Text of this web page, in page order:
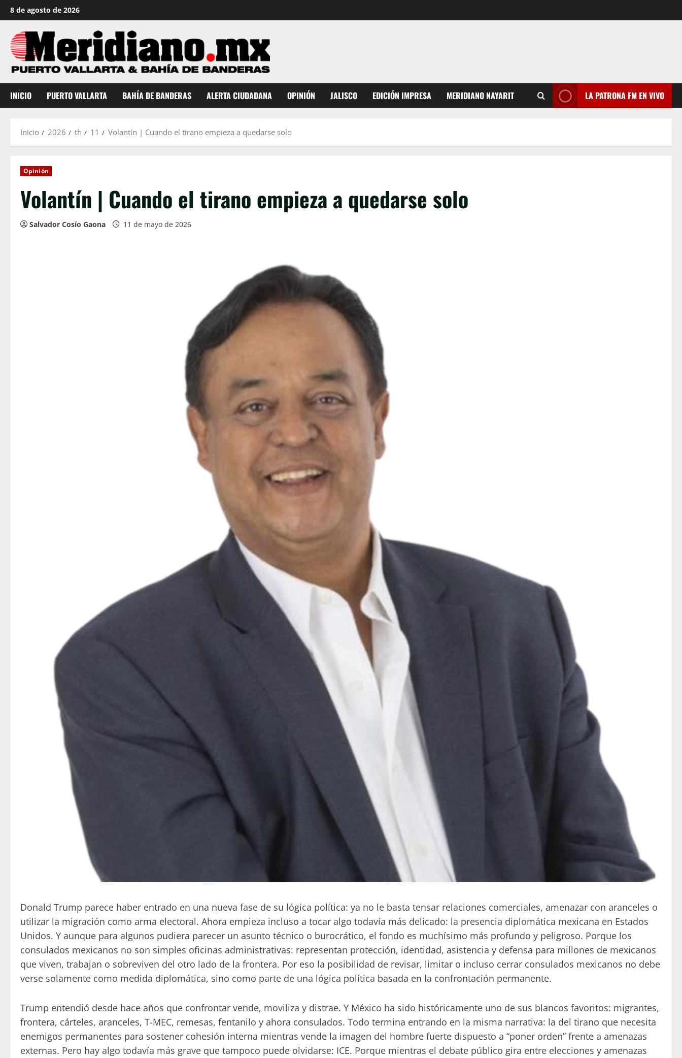
Saltar
al
contenido
8 de agosto de 2026
INICIO PUERTO VALLARTA BAHÍA DE BANDERAS ALERTA CIUDADANA OPINIÓN JALISCO EDICIÓN IMPRESA MERIDIANO NAYARIT LA PATRONA FM EN VIVO
Inicio 2026 th 11 Volantín | Cuando el tirano empieza a quedarse solo
Opinión
Volantín | Cuando el tirano empieza a quedarse solo
Salvador Cosío Gaona 11 de mayo de 2026
Donald Trump parece haber entrado en una nueva fase de su lógica política: ya no le basta tensar relaciones comerciales, amenazar con aranceles o
utilizar la migración como arma electoral. Ahora empieza incluso a tocar algo todavía más delicado: la presencia diplomática mexicana en Estados
Unidos. Y aunque para algunos pudiera parecer un asunto técnico o burocrático, el fondo es muchísimo más profundo y peligroso. Porque los
consulados mexicanos no son simples oficinas administrativas: representan protección, identidad, asistencia y defensa para millones de mexicanos
que viven, trabajan o sobreviven del otro lado de la frontera. Por eso la posibilidad de revisar, limitar o incluso cerrar consulados mexicanos no debe
verse solamente como medida diplomática, sino como parte de una lógica política basada en la confrontación permanente.
Trump entendió desde hace años que confrontar vende, moviliza y distrae. Y México ha sido históricamente uno de sus blancos favoritos: migrantes,
frontera, cárteles, aranceles, T-MEC, remesas, fentanilo y ahora consulados. Todo termina entrando en la misma narrativa: la del tirano que necesita
enemigos permanentes para sostener cohesión interna mientras vende la imagen del hombre fuerte dispuesto a “poner orden” frente a amenazas
externas. Pero hay algo todavía más grave que tampoco puede olvidarse: ICE. Porque mientras el debate público gira entre elecciones y amenazas